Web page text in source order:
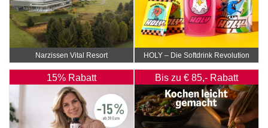
Narzissen Vital Resort HOLY – Die Softdrink Revolution
15% Rabatt Bis zu € 85,- Rabatt